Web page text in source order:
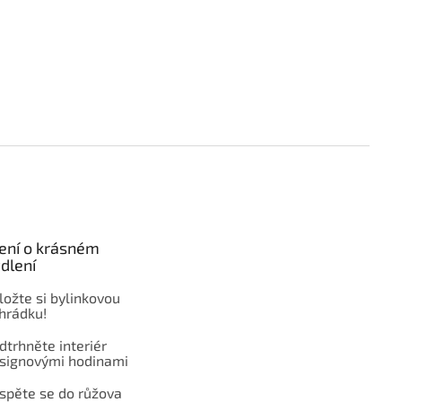
o krásném
si bylinkovou
interiér
hodinami
se do růžova